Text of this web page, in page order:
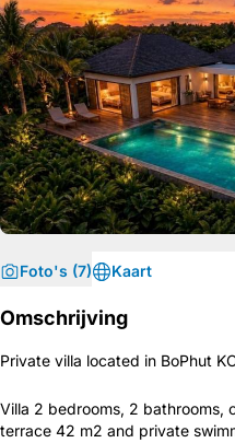
Foto's (7) Kaart
Omschrijving
Private villa located in BoPhut
Villa 2 bedrooms, 2 bathrooms,
terrace 42 m2 and private